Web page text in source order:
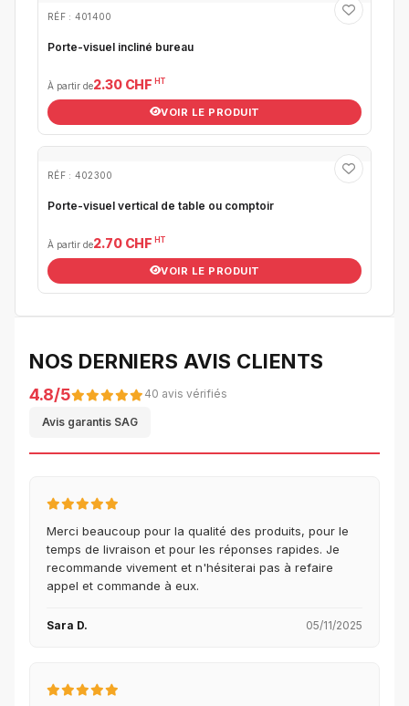
RÉF : 401400
Porte-visuel incliné bureau
À partir de2.30 CHF HT
VOIR LE PRODUIT
RÉF : 402300
Porte-visuel vertical de table ou comptoir
À partir de2.70 CHF HT
VOIR LE PRODUIT
NOS DERNIERS AVIS CLIENTS
4.8/5 40 avis vérifiés
Avis garantis SAG
Merci beaucoup pour la qualité des produits, pour le
temps de livraison et pour les réponses rapides. Je
recommande vivement et n'hésiterai pas à refaire
appel et commande à eux.
Sara D. 05/11/2025